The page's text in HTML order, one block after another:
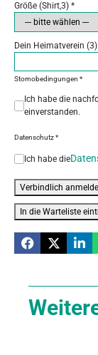
Größe (Shirt,3) *
Dein Heimatverein (3)
Stornobedingungen *
Ich habe die
einverstanden.
Datenschutz*
Ich habe die
Verbindlich
In die Warteliste